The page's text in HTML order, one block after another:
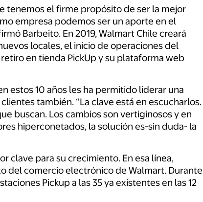
tenemos el firme propósito de ser la mejor
empresa podemos ser un aporte en el
Barbeito. En 2019, Walmart Chile creará
locales, el inicio de operaciones del
en tienda PickUp y su plataforma web
estos 10 años les ha permitido liderar una
también. “La clave está en escucharlos.
buscan. Los cambios son vertiginosos y en
hiperconetados, la solución es-sin duda- la
clave para su crecimiento. En esa línea,
del comercio electrónico de Walmart. Durante
Pickup a las 35 ya existentes en las 12